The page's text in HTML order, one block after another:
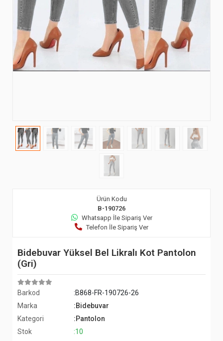
Ürün Kodu
B-190726
Whatsapp İle Sipariş Ver
Telefon İle Sipariş Ver
Bidebuvar Yüksel Bel Likralı Kot Pantolon
(Gri)
Barkod
:B868-FR-190726-26
Marka
:Bidebuvar
Kategori
:Pantolon
Stok
:10